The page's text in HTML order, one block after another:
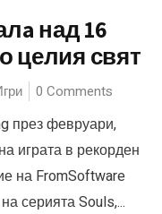
над 16
целия свят
0 Comments
през февруари,
играта в рекорден
на FromSoftware
серията Souls,...